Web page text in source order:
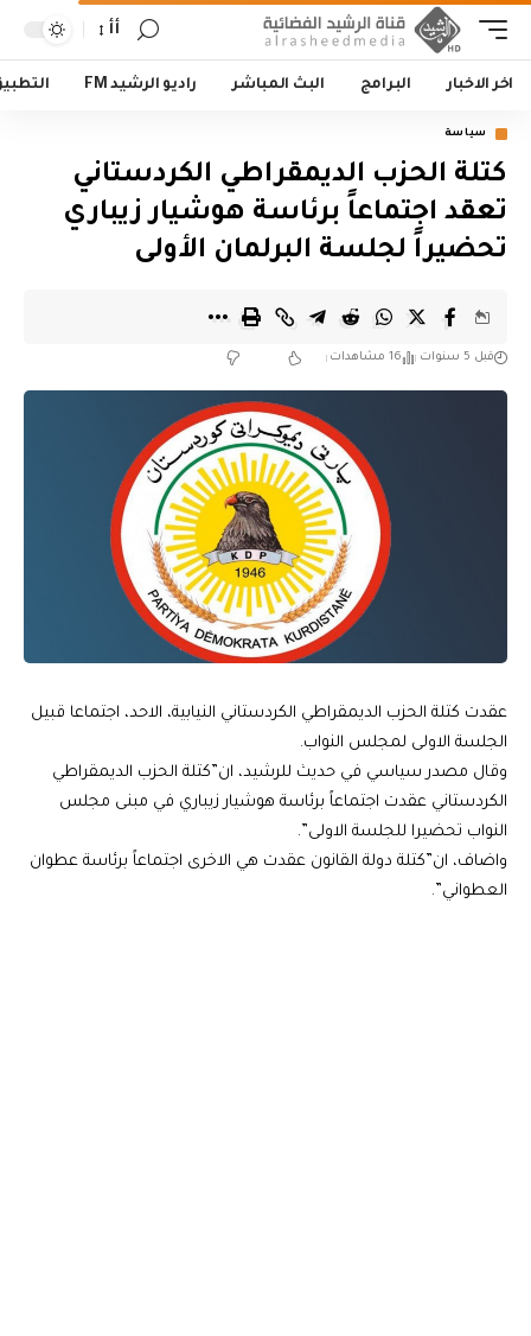
أأ
اخر الاخبار البرامج البث المباشر راديو الرشيد FM
سياسة
كتلة الحزب الديمقراطي الكردستاني
تعقد اجتماعاً برئاسة هوشيار زيباري
تحضيراً لجلسة البرلمان الأولى
قبل 5 سنوات 16 مشاهدات
عقدت كتلة الحزب الديمقراطي الكردستاني النيابية، الاحد، اجتماعا قبيل
الجلسة الاولى لمجلس النواب.
وقال مصدر سياسي في حديث للرشيد، ان”كتلة الحزب الديمقراطي
الكردستاني عقدت اجتماعاً برئاسة هوشيار زيباري في مبنى مجلس
النواب تحضيرا للجلسة الاولى”.
واضاف، ان”كتلة دولة القانون عقدت هي الاخرى اجتماعاً برئاسة عطوان
العطواني”.